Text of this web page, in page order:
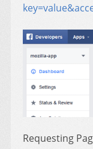
Requesting